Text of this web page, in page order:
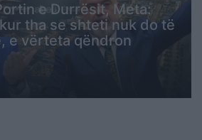
e Durrësit, Meta:
tha se shteti nuk do të
e vërteta qëndron